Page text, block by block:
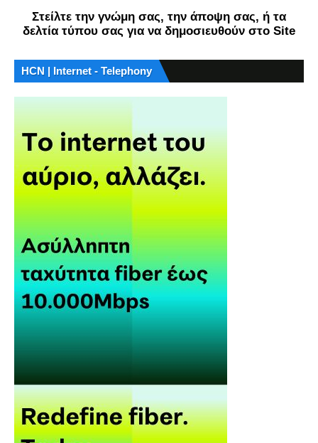
Στείλτε την γνώμη σας, την άποψη σας, ή τα
δελτία τύπου σας για να δημοσιευθούν στο Site
HCN | Internet - Telephony